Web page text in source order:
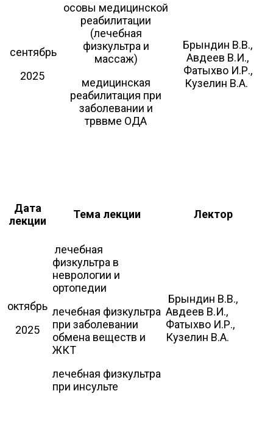
сентябрь
2025
осовы медицинской
реабилитации
(лечебная
физкультра и
массаж)
медицинская
реабилитация при
заболевании и
трввме ОДА
Брындин В.В.,
Авдеев В.И.,
Фатыхво И.Р.,
Кузелин В.А.
Дата
лекции
Тема лекции Лектор
октябрь
2025
лечебная
физкультра в
неврологии и
ортопедии
лечебная физкультра
при заболевании
обмена веществ и
ЖКТ
лечебная физкультра
при инсульте
Брындин В.В.,
Авдеев В.И.,
Фатыхво И.Р.,
Кузелин В.А.